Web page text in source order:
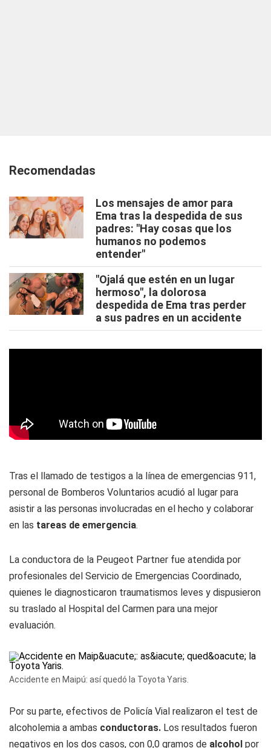
Recomendadas
Los mensajes de amor para
Ema tras la despedida de sus
padres: "Hay cosas que los
humanos no podemos
entender"
"Ojalá que estén en un lugar
hermoso", la dolorosa
despedida de Ema tras perder
a sus padres en un accidente
Tras el llamado de testigos a la línea de emergencias 911,
personal de Bomberos Voluntarios acudió al lugar para
asistir a las personas involucradas en el hecho y colaborar
en las tareas de emergencia.
La conductora de la Peugeot Partner fue atendida por
profesionales del Servicio de Emergencias Coordinado,
quienes le diagnosticaron traumatismos leves y dispusieron
su traslado al Hospital del Carmen para una mejor
evaluación.
Accidente en Maipú: así quedó la Toyota Yaris.
Por su parte, efectivos de Policía Vial realizaron el test de
alcoholemia a ambas conductoras. Los resultados fueron
negativos en los dos casos, con 0,0 gramos de alcohol por